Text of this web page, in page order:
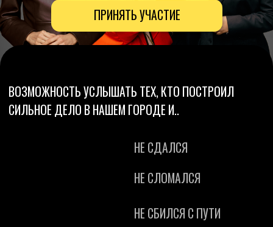
Предпринимателям и собственникам бизнеса
НЕ СЛОМАЛСЯ
НЕ СБИЛСЯ С ПУТИ